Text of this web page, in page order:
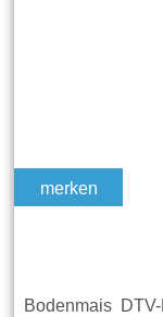
merken
Bodenmais DTV-